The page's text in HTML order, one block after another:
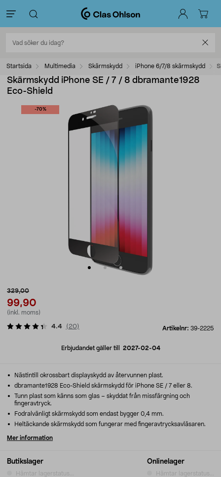
Startsida Multimedia Skärmskydd iPhone 6/7/8 skärmskydd
Skärmskydd iPhone SE / 7 / 8 dbramante1928
Eco-Shield
-70%
329,00
99,90
(inkl. moms)
Artikelnr: 39-2225
4.4 ( 20)
Erbjudandet gäller till 2027-02-04
Butikslager
Hämtar lagerstatus...
Onlinelager
Hämtar lagerstatus...
Nästintill okrossbart displayskydd av återvunnen plast.
dbramante1928 Eco-Shield skärmskydd för iPhone SE / 7 eller 8.
Tunn plast som känns som glas – skyddat från missfärgning och
fingeravtryck.
Fodralvänligt skärmskydd som endast bygger 0,4 mm.
Heltäckande skärmskydd som fungerar med fingeravtrycksavläsaren.
Mer information